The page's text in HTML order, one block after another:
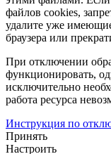
файлов cookies,
удалите уже
браузера или
При отключении
функционировать,
исключительно
работа ресурса
Инструкция по
Принять
Настроить